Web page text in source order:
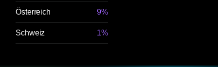
Österreich 9%
Schweiz 1%